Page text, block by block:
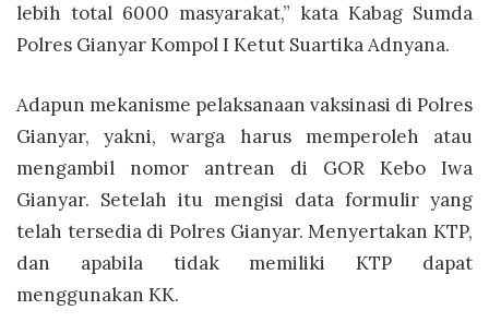
lebih total 6000 masyarakat,” kata Kabag Sumda
Polres Gianyar Kompol I Ketut Suartika Adnyana.
Adapun mekanisme pelaksanaan vaksinasi di Polres
Gianyar, yakni, warga harus memperoleh atau
mengambil nomor antrean di GOR Kebo Iwa
Gianyar. Setelah itu mengisi data formulir yang
telah tersedia di Polres Gianyar. Menyertakan KTP,
dan apabila tidak memiliki KTP dapat
menggunakan KK.